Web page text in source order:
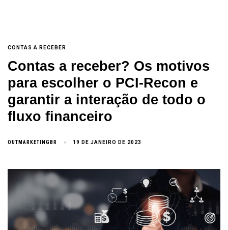
CONTAS A RECEBER
Contas a receber? Os motivos
para escolher o PCI-Recon e
garantir a interação de todo o
fluxo financeiro
OUTMARKETINGBR 19 DE JANEIRO DE 2023